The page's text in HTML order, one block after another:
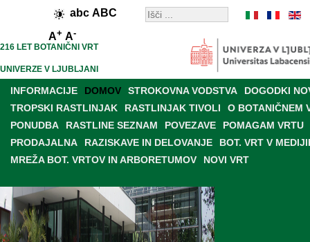
abc ABC
A+ A-
216 LET BOTANIČNI VRT
UNIVERZE V LJUBLJANI
INFORMACIJE DOMOV STROKOVNA VODSTVA
DOGODKI
TROPSKI RASTLINJAK
RASTLINJAK TIVOLI
O BOTANIČNEM
PONUDBA
RASTLINE SEZNAM POVEZAVE
POMAGAM VRTU
PRODAJALNA
RAZISKAVE IN DELOVANJE
BOT. VRT V
MREŽA BOT. VRTOV IN ARBORETUMOV
NOVI VRT